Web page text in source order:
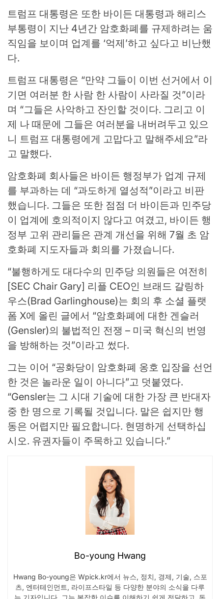
트럼프 대통령은 또한 바이든 대통령과 해리스
부통령이 지난 4년간 암호화폐를 규제하려는 움
직임을 보이며 업계를 ‘억제’하고 싶다고 비난했
다.
트럼프 대통령은 “만약 그들이 이번 선거에서 이
기면 여러분 한 사람 한 사람이 사라질 것”이라
며 “그들은 사악하고 잔인할 것이다. 그리고 이
제 나 때문에 그들은 여러분을 내버려두고 있으
니 트럼프 대통령에게 고맙다고 말해주세요”라
고 말했다.
암호화폐 회사들은 바이든 행정부가 업계 규제
를 부과하는 데 “과도하게 열성적”이라고 비판
했습니다. 그들은 또한 점점 더 바이든과 민주당
이 업계에 호의적이지 않다고 여겼고, 바이든 행
정부 고위 관리들은 관계 개선을 위해 7월 초 암
호화폐 지도자들과 회의를 가졌습니다.
“불행하게도 대다수의 민주당 의원들은 여전히
[SEC Chair Gary] 리플 CEO인 브래드 갈링하
우스(Brad Garlinghouse)는 회의 후 소셜 플랫
폼 X에 올린 글에서 “암호화폐에 대한 겐슬러
(Gensler)의 불법적인 전쟁 – 미국 혁신의 번영
을 방해하는 것”이라고 썼다.
그는 이어 “공화당이 암호화폐 옹호 입장을 선언
한 것은 놀라운 일이 아니다”고 덧붙였다.
“Gensler는 그 시대 기술에 대한 가장 큰 반대자
중 한 명으로 기록될 것입니다. 말은 쉽지만 행
동은 어렵지만 필요합니다. 현명하게 선택하십
시오. 유권자들이 주목하고 있습니다.”
Bo-young Hwang
Hwang Bo-young은 Wpick.kr에서 뉴스, 정치, 경제, 기술, 스포
츠, 엔터테인먼트, 라이프스타일 등 다양한 분야의 소식을 다루
는 기자입니다. 그는 복잡한 이슈를 이해하기 쉽게 전달하고, 독